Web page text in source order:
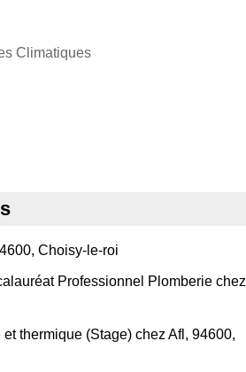
Climatiques
Choisy-le-roi
Professionnel Plomberie chez
thermique (Stage) chez Afl, 94600,